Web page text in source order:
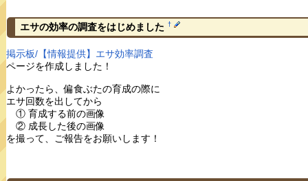
エサの効率の調査をはじめました †
掲示板/【情報提供】エサ効率調査
ページを作成しました！
よかったら、偏食ぶたの育成の際に
エサ回数を出してから
① 育成する前の画像
② 成長した後の画像
を撮って、ご報告をお願いします！